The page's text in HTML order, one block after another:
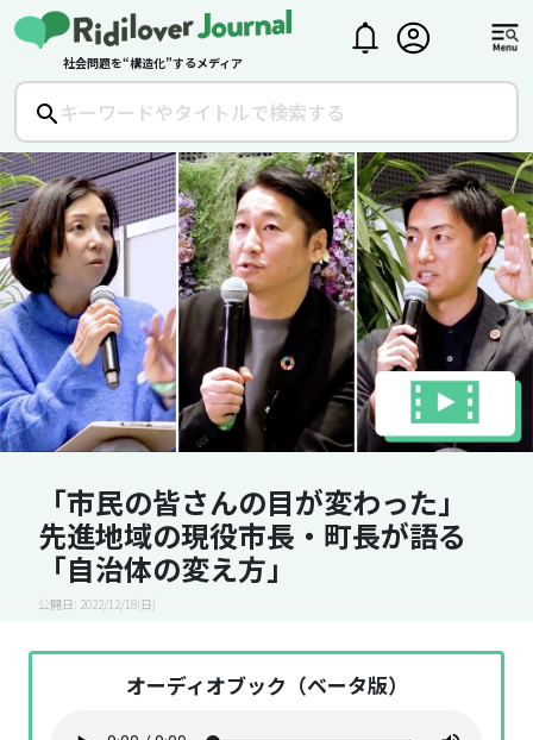
社会問題を“構造化”するメディア
「市民の皆さんの目が変わった」
先進地域の現役市長・町長が語る
「自治体の変え方」
公開日: 2022/12/18(日)
オーディオブック（ベータ版）